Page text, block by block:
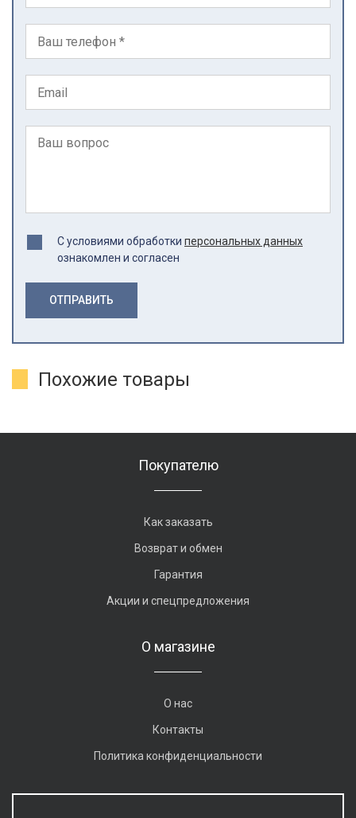
С условиями обработки персональных данных
ознакомлен и согласен
ОТПРАВИТЬ
Похожие товары
Покупателю
Как заказать
Возврат и обмен
Гарантия
Акции и спецпредложения
О магазине
О нас
Контакты
Политика конфиденциальности